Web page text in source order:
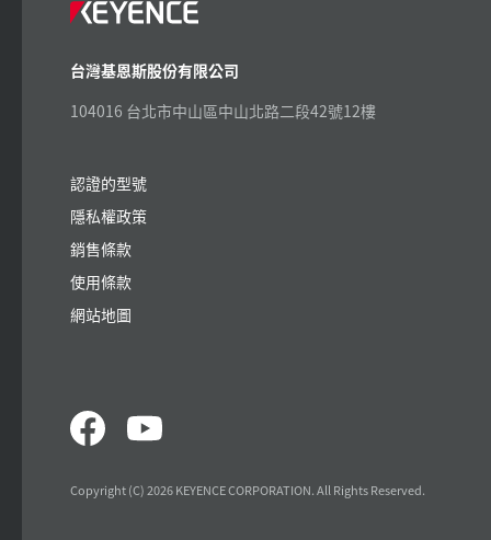
台灣基恩斯股份有限公司
104016 台北市中山區中山北路二段42號12樓
認證的型號
隱私權政策
銷售條款
使用條款
網站地圖
Copyright (C) 2026 KEYENCE CORPORATION. All Rights Reserved.